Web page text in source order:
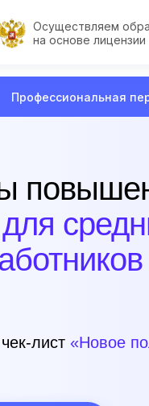
Осуществляем
на основе
Профессиональная
для
лист «Новое